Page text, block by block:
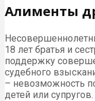
Алименты
18 лет братья и
поддержку
судебного
– невозможность
детей или супругов.